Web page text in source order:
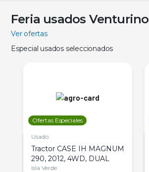
Feria usados Venturino
Ver ofertas
Especial usados seleccionados
Ofertas Especiales
Usado
Tractor CASE IH MAGNUM
290, 2012, 4WD, DUAL
Isla Verde